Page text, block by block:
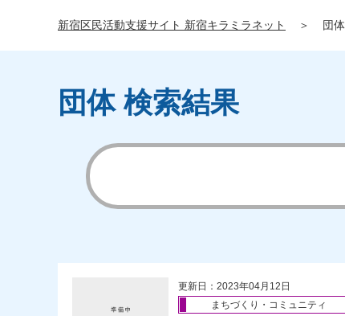
新宿区民活動支援サイト 新宿キラミラネット ＞ 団体
団体 検索結果
更新日：2023年04月12日
まちづくり・コミュニティ